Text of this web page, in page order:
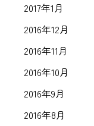
2017年1月
2016年12月
2016年11月
2016年10月
2016年9月
2016年8月